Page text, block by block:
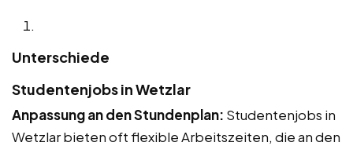
Unterschiede
Studentenjobs in Wetzlar
Anpassung an den Stundenplan: Studentenjobs in
Wetzlar bieten oft flexible Arbeitszeiten, die an den